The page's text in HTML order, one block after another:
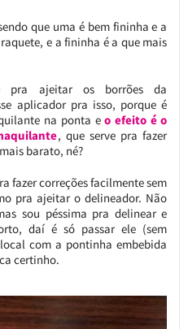
que uma é bem fininha e a
e a fininha é a que mais
pra ajeitar os borrões da
aplicador pra isso, porque é
na ponta eo efeito é o
, que serve pra fazer
barato, né?
fazer correções facilmente sem
pra ajeitar o delineador. Não
sou péssima pra delinear e
daí é só passar ele (sem
com a pontinha embebida
certinho.